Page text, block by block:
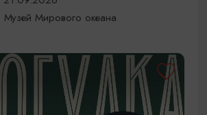
Музей Мирового океана